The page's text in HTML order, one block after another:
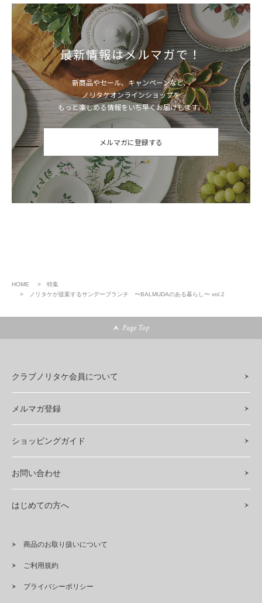
最新情報はメルマガで！
新商品やセール、キャンペーンなど、
ノリタケオンラインショップを
もっと楽しめる情報をいち早くお届けします。
メルマガに登録する
HOME
特集
ノリタケが提案するサンデーブランチ 〜BALMUDAのある暮らし〜 vol.2
Page Top
クラブノリタケ会員について
メルマガ登録
ショッピングガイド
お問い合わせ
はじめての方へ
商品のお取り扱いについて
ご利用規約
プライバシーポリシー